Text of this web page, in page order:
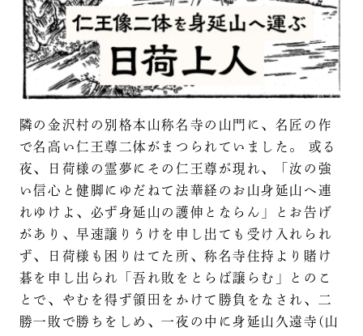
隣の金沢村の別格本山称名寺の山門に、名匠の作
で名高い仁王尊二体がまつられていました。 或る
夜、日荷様の霊夢にその仁王尊が現れ、「汝の強
い信心と健脚にゆだねて法華経のお山身延山へ連
れゆけよ、必ず身延山の護伸とならん」とお告げ
があり、早速譲りうけを申し出ても受け入れられ
ず、日荷様も困りはてた所、称名寺住持より賭け
碁を申し出られ「吾れ敗をとらば譲らむ」とのこ
とで、やむを得ず領田をかけて勝負をなされ、二
勝一敗で勝ちをしめ、一夜の中に身延山久遠寺(山